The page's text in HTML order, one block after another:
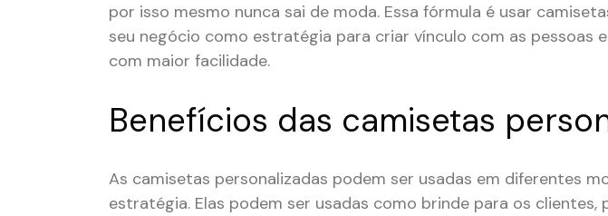
por isso mesmo nunca sai de moda. Essa fórmula é usar
seu negócio como estratégia para criar vínculo com as pessoas e
com maior facilidade.
Benefícios das camisetas
As camisetas personalizadas podem ser usadas em diferentes
estratégia. Elas podem ser usadas como brinde para os clientes,